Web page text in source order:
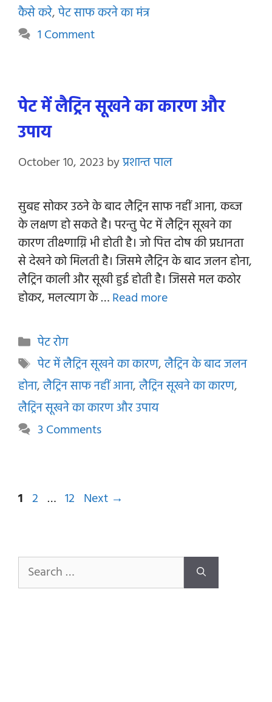
कैसे करे,पेट साफ करने का मंत्र
1 Comment
पेट में लैट्रिन सूखने का कारण और
उपाय
October 10, 2023byप्रशान्त पाल
सुबह सोकर उठने के बाद लैट्रिन साफ नहीं आना, कब्ज
के लक्षण हो सकते है। परन्तु पेट में लैट्रिन सूखने का
कारण तीक्ष्णाग्नि भी होती है। जो पित्त दोष की प्रधानता
से देखने को मिलती है। जिसमे लैट्रिन के बाद जलन होना,
लैट्रिन काली और सूखी हुई होती है। जिससे मल कठोर
होकर, मलत्याग के …Read more
Categories
पेट रोग
Tags
पेट में लैट्रिन सूखने का कारण,लैट्रिन के बाद जलन
होना,लैट्रिन साफ नहीं आना,लैट्रिन सूखने का कारण,
लैट्रिन सूखने का कारण और उपाय
3 Comments
Page
1 Page
2 … Page
12 Next →
Search
for: